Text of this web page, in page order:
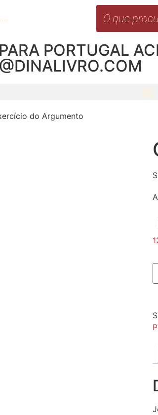
PARA PORTUGAL
do Argumento